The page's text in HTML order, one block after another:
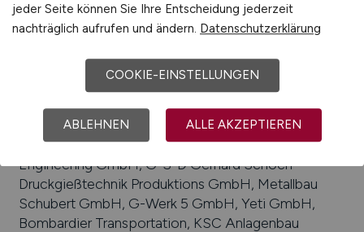
Einzelhandel, Maschinen- und Fahrzeugbau,
Ingenieurwesen, Tourismus, Gesundheitswesen,
Kommunikationstechnologie, Anlagenbau,
Schienenfahrzeugbau, IT, Textilwirtschaft
Beliebte Arbeitgeber inGörlitz, die attraktive
Jobangebote bieten
Sysmex Partec GmbH,
Aircraft Composite Sachsen GmbH, Ferchau
Engineering GmbH, G-S-D Gerhard Schoch
Druckgießtechnik Produktions GmbH, Metallbau
Schubert GmbH, G-Werk 5 GmbH, Yeti GmbH,
Bombardier Transportation, KSC Anlagenbau
jeder Seite können Sie Ihre Entscheidung jederzeit
nachträglich aufrufen und ändern. Datenschutzerklärung
COOKIE-EINSTELLUNGEN
ABLEHNEN ALLE AKZEPTIEREN